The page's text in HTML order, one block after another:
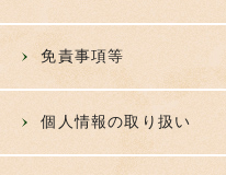
免責事項等
個人情報の取り扱い